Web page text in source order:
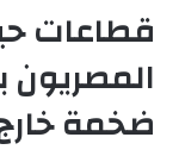
قطاعات
المصريون
ضخمة